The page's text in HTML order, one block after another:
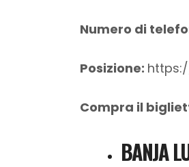
Numero di
Posizione:
Compra il
BANJA